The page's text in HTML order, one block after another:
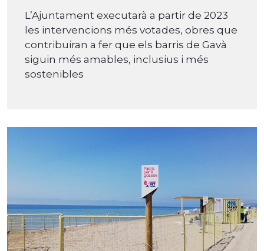
L’Ajuntament executarà a partir de 2023
les intervencions més votades, obres que
contribuiran a fer que els barris de Gavà
siguin més amables, inclusius i més
sostenibles